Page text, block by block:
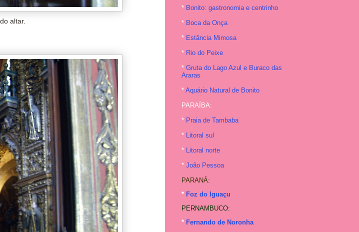
altar.
* Bonito: gastronomia e centrinho
* Boca da Onça
* Estância Mimosa
* Rio do Peixe
* Gruta do Lago Azul e Buraco das
Araras
* Aquário Natural de Bonito
PARAÍBA:
* Praia de Tambaba
* Litoral sul
* Litoral norte
* João Pessoa
PARANÁ:
* Foz do Iguaçu
PERNAMBUCO:
* Fernando de Noronha